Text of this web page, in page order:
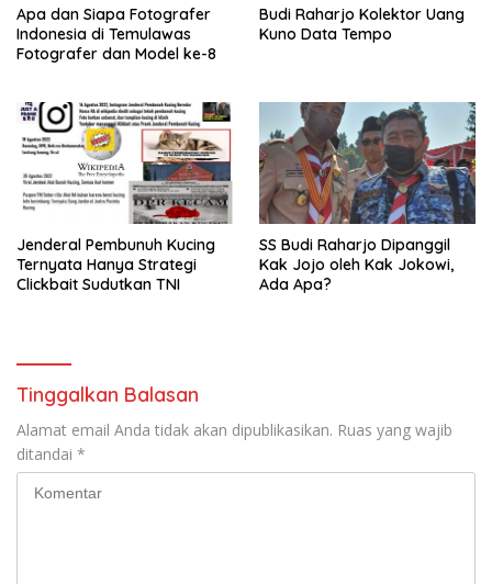
Apa dan Siapa Fotografer
Indonesia di Temulawas
Fotografer dan Model ke-8
Budi Raharjo Kolektor Uang
Kuno Data Tempo
Jenderal Pembunuh Kucing
Ternyata Hanya Strategi
Clickbait Sudutkan TNI
SS Budi Raharjo Dipanggil
Kak Jojo oleh Kak Jokowi,
Ada Apa?
Tinggalkan Balasan
Alamat email Anda tidak akan dipublikasikan. Ruas yang wajib
ditandai *